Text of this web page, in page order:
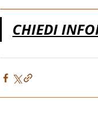
CHIEDI